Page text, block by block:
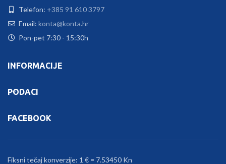
Telefon: +385 91 610 3797
Email: konta@konta.hr
Pon-pet 7:30 - 15:30h
INFORMACIJE
PODACI
FACEBOOK
Fiksni tečaj konverzije: 1 € = 7.53450 Kn